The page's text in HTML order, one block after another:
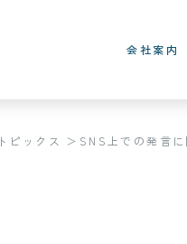
会社案内
トピックス SNS上での発言